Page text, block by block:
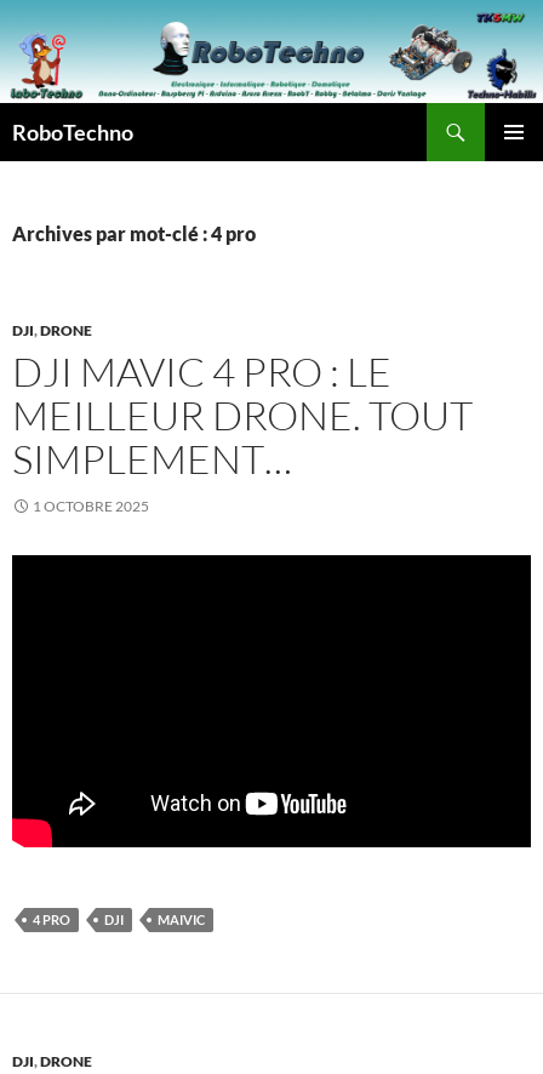
au
contenu
RoboTechno
Archives par mot-clé : 4 pro
DJI,DRONE
DJI MAVIC 4 PRO : LE
MEILLEUR DRONE. TOUT
SIMPLEMENT…
1 OCTOBRE 2025
4 PRO DJI MAIVIC
DJI,DRONE